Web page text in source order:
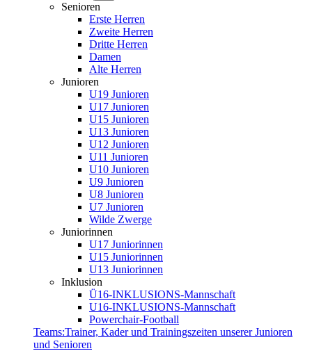
Senioren
Erste Herren
Zweite Herren
Dritte Herren
Damen
Alte Herren
Junioren
U19 Junioren
U17 Junioren
U15 Junioren
U13 Junioren
U12 Junioren
U11 Junioren
U10 Junioren
U9 Junioren
U8 Junioren
U7 Junioren
Wilde Zwerge
Juniorinnen
U17 Juniorinnen
U15 Juniorinnen
U13 Juniorinnen
Inklusion
Ü16-INKLUSIONS-Mannschaft
U16-INKLUSIONS-Mannschaft
Powerchair-Football
Teams:Trainer, Kader und Trainingszeiten unserer Junioren
und Senioren